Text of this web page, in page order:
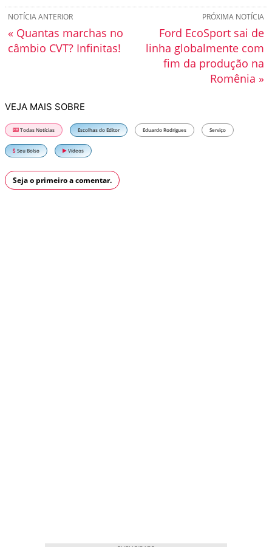
PRÓXIMA NOTÍCIA
Ford EcoSport sai de
linha globalmente com
fim da produção na
Romênia »
NOTÍCIA ANTERIOR
« Quantas marchas no
câmbio CVT? Infinitas!
VEJA MAIS SOBRE
Todas Notícias Escolhas do Editor Eduardo Rodrigues Serviço
Seu Bolso Vídeos
Seja o primeiro a comentar.